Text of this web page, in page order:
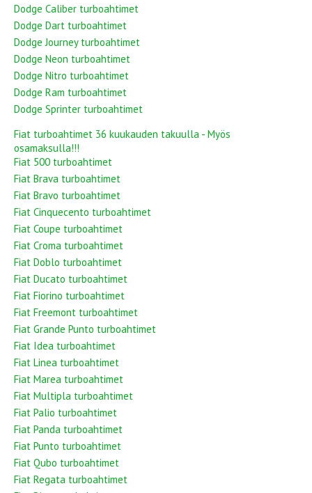
Dodge Caliber turboahtimet
Dodge Dart turboahtimet
Dodge Journey turboahtimet
Dodge Neon turboahtimet
Dodge Nitro turboahtimet
Dodge Ram turboahtimet
Dodge Sprinter turboahtimet
Fiat turboahtimet 36 kuukauden takuulla - Myös
osamaksulla!!!
Fiat 500 turboahtimet
Fiat Brava turboahtimet
Fiat Bravo turboahtimet
Fiat Cinquecento turboahtimet
Fiat Coupe turboahtimet
Fiat Croma turboahtimet
Fiat Doblo turboahtimet
Fiat Ducato turboahtimet
Fiat Fiorino turboahtimet
Fiat Freemont turboahtimet
Fiat Grande Punto turboahtimet
Fiat Idea turboahtimet
Fiat Linea turboahtimet
Fiat Marea turboahtimet
Fiat Multipla turboahtimet
Fiat Palio turboahtimet
Fiat Panda turboahtimet
Fiat Punto turboahtimet
Fiat Qubo turboahtimet
Fiat Regata turboahtimet